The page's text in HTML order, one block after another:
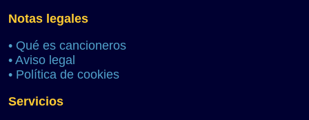
Notas legales
• Qué es cancioneros
• Aviso legal
• Política de cookies
Servicios